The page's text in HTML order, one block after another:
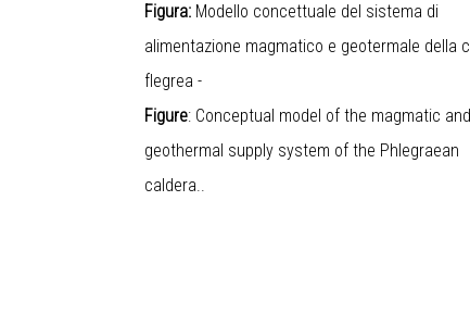
Figura: Modello concettuale del sistema di
alimentazione magmatico e geotermale della
flegrea -
Figure: Conceptual model of the magmatic and
geothermal supply system of the Phlegraean
caldera..